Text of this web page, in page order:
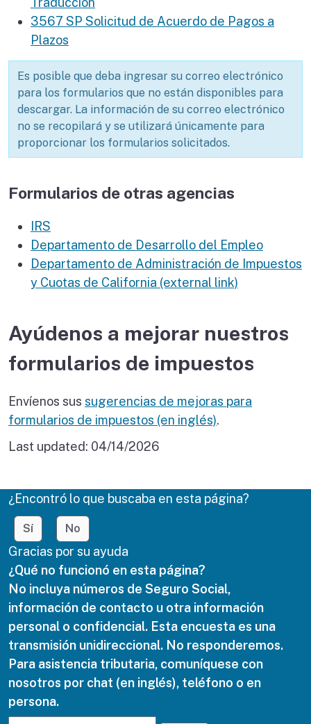
3567 SP Solicitud de Acuerdo de Pagos a
Plazos
Es posible que deba ingresar su correo electrónico
para los formularios que no están disponibles para
descargar. La información de su correo electrónico
no se recopilará y se utilizará únicamente para
proporcionar los formularios solicitados.
Formularios de otras agencias
IRS
Departamento de Desarrollo del Empleo
Departamento de Administración de Impuestos
y Cuotas de California (external link)
Ayúdenos a mejorar nuestros
formularios de impuestos
Envíenos sus sugerencias de mejoras para
formularios de impuestos (en inglés).
Last updated: 04/14/2026
¿Encontró lo que buscaba en esta página?
Sí No
Gracias por su ayuda
¿Qué no funcionó en esta página?
No incluya números de Seguro Social,
información de contacto u otra información
personal o confidencial. Esta encuesta es una
transmisión unidireccional. No responderemos.
Para asistencia tributaria, comuníquese con
nosotros por chat (en inglés), teléfono o en
persona.